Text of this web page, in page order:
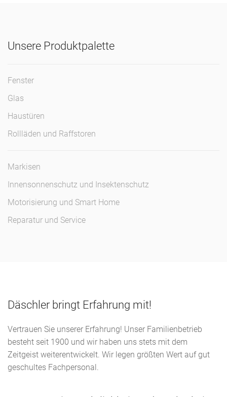
Unsere Produktpalette
Fenster
Glas
Haustüren
Rollläden und Raffstoren
Markisen
Innensonnenschutz und Insektenschutz
Motorisierung und Smart Home
Reparatur und Service
Däschler bringt Erfahrung mit!
Vertrauen Sie unserer Erfahrung! Unser Familienbetrieb
besteht seit 1900 und wir haben uns stets mit dem
Zeitgeist weiterentwickelt. Wir legen größten Wert auf gut
geschultes Fachpersonal.